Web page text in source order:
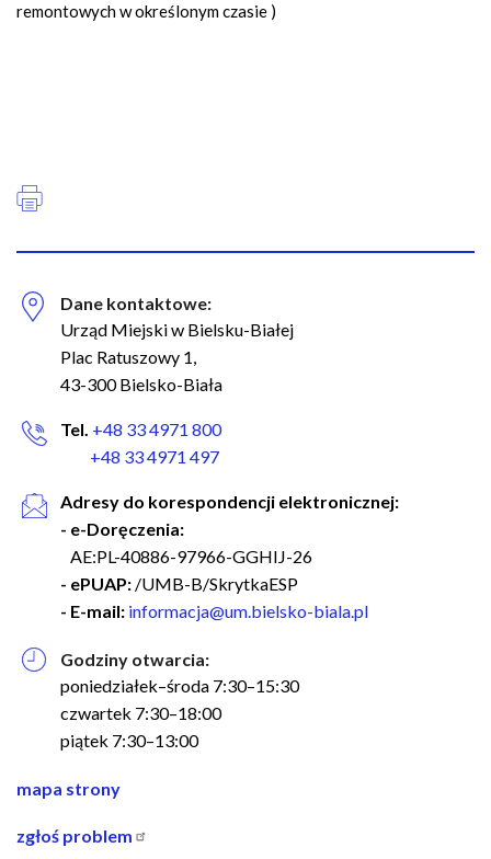
remontowych w określonym czasie )
Dane kontaktowe:
Urząd Miejski w Bielsku-Białej
Plac Ratuszowy 1,
43-300 Bielsko-Biała
Tel. +48 33 4971 800
+48 33 4971 497
Adresy do korespondencji elektronicznej:
- e-Doręczenia:
AE:PL-40886-97966-GGHIJ-26
- ePUAP: /UMB-B/SkrytkaESP
- E-mail: informacja@um.bielsko-biala.pl
Godziny otwarcia:
poniedziałek–środa 7:30–15:30
czwartek 7:30–18:00
piątek 7:30–13:00
nawigacja
stopce
mapa strony
zgłoś problem